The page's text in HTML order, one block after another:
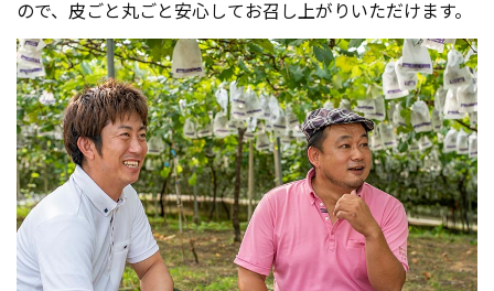
ので、皮ごと丸ごと安心してお召し上がりいただけます。